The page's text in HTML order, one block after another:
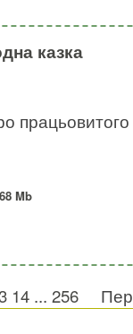
казка
працьовитого
Mb
14... 256